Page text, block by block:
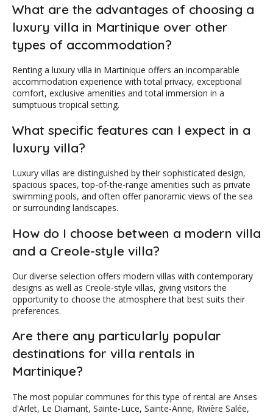
What are the advantages of choosing a
luxury villa in Martinique over other
types of accommodation?
Renting a luxury villa in Martinique offers an incomparable
accommodation experience with total privacy, exceptional
comfort, exclusive amenities and total immersion in a
sumptuous tropical setting.
What specific features can I expect in a
luxury villa?
Luxury villas are distinguished by their sophisticated design,
spacious spaces, top-of-the-range amenities such as private
swimming pools, and often offer panoramic views of the sea
or surrounding landscapes.
How do I choose between a modern villa
and a Creole-style villa?
Our diverse selection offers modern villas with contemporary
designs as well as Creole-style villas, giving visitors the
opportunity to choose the atmosphere that best suits their
preferences.
Are there any particularly popular
destinations for villa rentals in
Martinique?
The most popular communes for this type of rental are Anses
d'Arlet, Le Diamant, Sainte-Luce, Sainte-Anne, Rivière Salée,